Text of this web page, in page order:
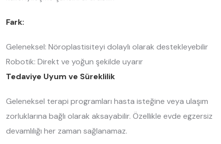
Fark:
Geleneksel: Nöroplastisiteyi dolaylı olarak destekleyebilir
Robotik: Direkt ve yoğun şekilde uyarır
Tedaviye Uyum ve Süreklilik
Geleneksel terapi programları hasta isteğine veya ulaşım
zorluklarına bağlı olarak aksayabilir. Özellikle evde egzersiz
devamlılığı her zaman sağlanamaz.